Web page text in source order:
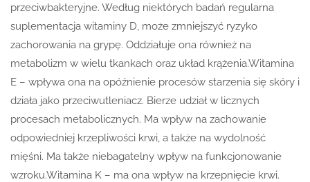
przeciwbakteryjne. Według niektórych badań regularna
suplementacja witaminy D, może zmniejszyć ryzyko
zachorowania na grypę. Oddziałuje ona również na
metabolizm w wielu tkankach oraz układ krążenia.Witamina
E – wpływa ona na opóźnienie procesów starzenia się skóry i
działa jako przeciwutleniacz. Bierze udział w licznych
procesach metabolicznych. Ma wpływ na zachowanie
odpowiedniej krzepliwości krwi, a także na wydolność
mięśni. Ma także niebagatelny wpływ na funkcjonowanie
wzroku.Witamina K – ma ona wpływ na krzepnięcie krwi.